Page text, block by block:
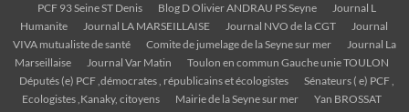
PCF 93 Seine ST Denis
Blog D Olivier ANDRAU PS Seyne
Journal L
Humanite
Journal LA MARSEILLAISE Journal NVO de la CGT
Journal
VIVA mutualiste de santé
Comite de jumelage de la Seyne sur mer
Journal La
Marseillaise
Journal Var Matin
Toulon en commun Gauche unie TOULON
Députés (e) PCF ,démocrates , républicains et écologistes
Sénateurs ( e) PCF ,
Ecologistes ,Kanaky, citoyens
Mairie de la Seyne sur mer
Yan BROSSAT